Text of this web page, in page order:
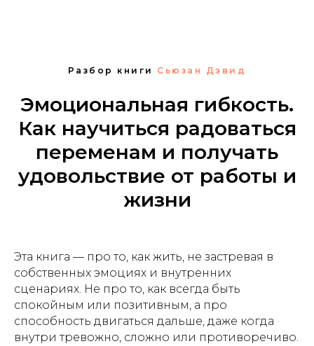
Разбор книги Сьюзан Дэвид
Эмоциональная гибкость.
Как научиться радоваться
переменам и получать
удовольствие от работы и
жизни
Эта книга — про то, как жить, не застревая в
собственных эмоциях и внутренних
сценариях. Не про то, как всегда быть
спокойным или позитивным, а про
способность двигаться дальше, даже когда
внутри тревожно, сложно или противоречиво.